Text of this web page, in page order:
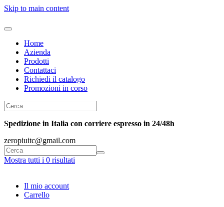
Skip to main content
Home
Azienda
Prodotti
Contattaci
Richiedi il catalogo
Promozioni in corso
Spedizione in Italia con corriere espresso in 24/48h
zeropiuitc@gmail.com
Mostra tutti i 0 risultati
Il mio account
Carrello